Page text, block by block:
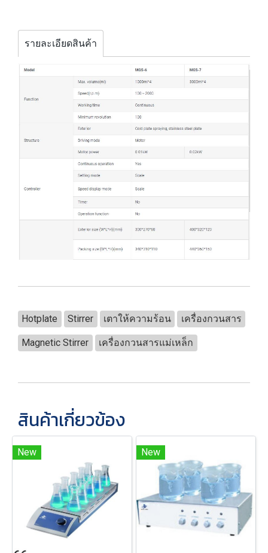
รายละเอียดสินค้า
Hotplate Stirrer เตาให้ความร้อน เครื่องกวนสาร
Magnetic Stirrer เครื่องกวนสารแม่เหล็ก
สินค้าเกี่ยวข้อง
New New